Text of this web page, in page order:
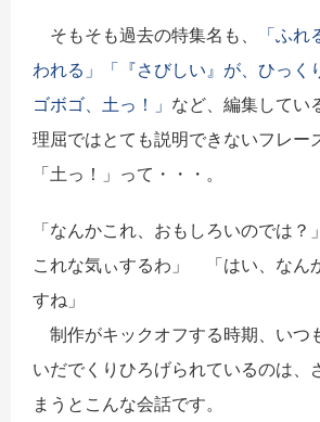
そもそも過去の特集名も、
「ふ
われる」
「『さびしい』が、ひっく
ゴボゴ、土っ！」 など、編集してい
理屈ではとても説明できないフレー
「土っ！」って・・・。
「なんかこれ、おもしろいのでは
これな気ぃするわ」 「はい、なん
すね」
制作がキックオフする時期、いつ
いだでくりひろげられているのは、
まうとこんな会話です。